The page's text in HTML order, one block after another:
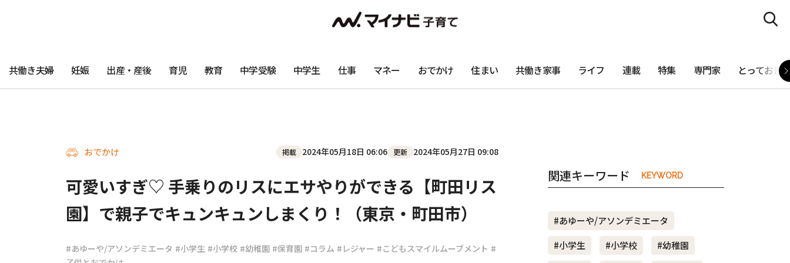
共働き夫婦 妊娠 出産・産後 育児 教育 中学受験 中学生 仕事 マネー おでかけ 住まい 共働き家事 ライフ 連載 特集 専門家 とっておき
おでかけ 掲載 2024年05月18日 06:06 更新 2024年05月27日 09:08
可愛いすぎ♡ 手乗りのリスにエサやりができる【町田リス
園】で親子でキュンキュンしまくり！（東京・町田市）
#あゆーや/アソンデミエータ #小学生 #小学校 #幼稚園 #保育園 #コラム #レジャー #こどもスマイルムーブメント #
関連キーワード KEYWORD
#あゆーや/アソンデミエータ
#小学生
#小学校
#幼稚園